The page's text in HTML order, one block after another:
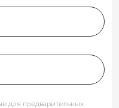
для предварительных